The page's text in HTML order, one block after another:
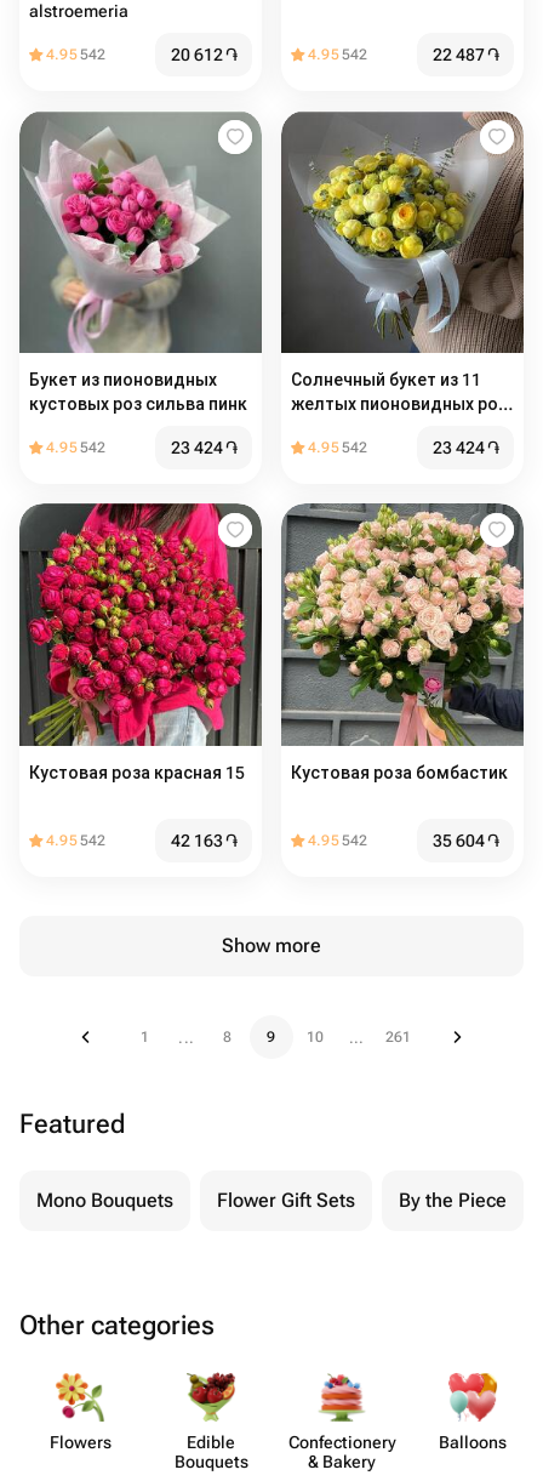
alstroemeria
4.95542 20 612֏ 4.95542 22 487֏
Букет из пионовидных
кустовых роз сильва пинк
4.95542 23 424֏
Солнечный букет из 11
желтых пионовидных роз
4.95542 23 424֏
Кустовая роза красная 15
4.95542 42 163֏
Кустовая роза бомбастик
4.95542 35 604֏
Show more
1 ... 8 9 10 ... 261
Featured
Mono Bouquets Flower Gift Sets By the Piece
Other categories
Flowers
Edible
Bouquets
Confect​ionery
& Bakery
Balloons